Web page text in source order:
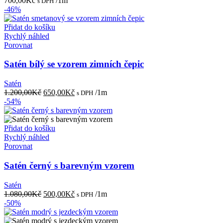
-46%
Přidat do košíku
Rychlý náhled
Porovnat
Satén bílý se vzorem zimních čepic
Satén
1.200,00Kč Původní
byla:
1.200,00Kč.
650,00KčAktuální
je:
650,00Kč.
s DPH /1m
-54%
Přidat do košíku
Rychlý náhled
Porovnat
Satén černý s barevným vzorem
Satén
1.080,00Kč Původní
byla:
1.080,00Kč.
500,00KčAktuální
je:
500,00Kč.
s DPH /1m
-50%